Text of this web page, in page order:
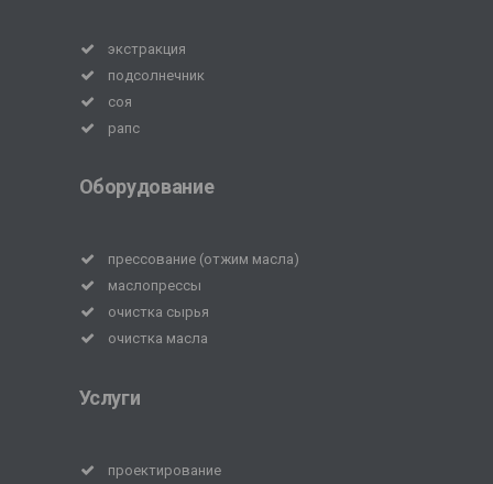
экстракция
подсолнечник
соя
рапс
Оборудование
прессование (отжим масла)
маслопрессы
очистка сырья
очистка масла
Услуги
проектирование